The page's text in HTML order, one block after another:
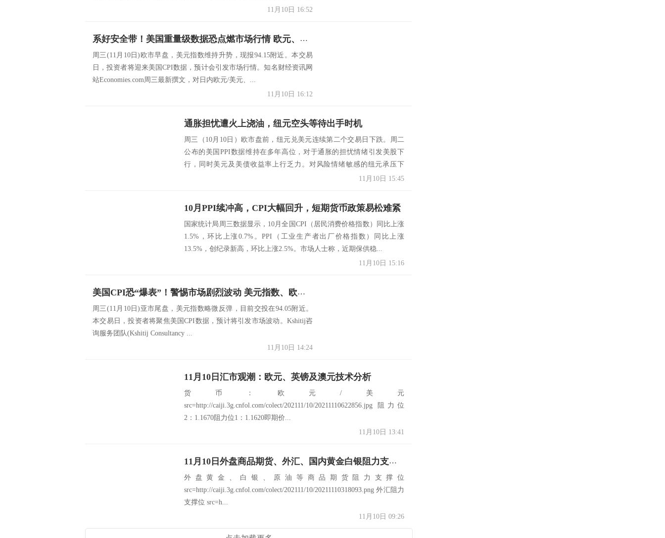
11月10日 16:52
系好安全带！美国重量级数据恐点燃市场行情 欧元、英镑、日元和澳元最新交易分析
周三(11月10日)欧市早盘，美元指数维持升势，现报94.15附近。本交易
日，投资者将迎来美国CPI数据，预计会引发市场行情。知名财经资讯网
站Economies.com周三最新撰文，对日内欧元/美元、...
11月10日 16:12
通胀担忧遭火上浇油，纽元空头等待出手时机
周三（10月10日）欧市盘前，纽元兑美元连续第二个交易日下跌。周二
公布的美国PPI数据维持在多年高位，对于通胀的担忧情绪引发美股下
行，同时美元及美债收益率上行乏力。对风险情绪敏感的纽元承压下
11月10日 15:45
10月PPI续冲高，CPI大幅回升，短期货币政策易松难紧
国家统计局周三数据显示，10月全国CPI（居民消费价格指数）同比上涨
1.5%，环比上涨0.7%。PPI（工业生产者出厂价格指数）同比上涨
13.5%，创纪录新高，环比上涨2.5%。市场人士称，近期保供稳...
11月10日 15:16
美国CPI恐“爆表”！警惕市场剧烈波动 美元指数、欧元、英镑、日元、澳元和人民币最新技术前景分析
周三(11月10日)亚市尾盘，美元指数略微反弹，目前交投在94.05附近。
本交易日，投资者将聚焦美国CPI数据，预计将引发市场波动。Kshitij咨
询服务团队(Kshitij Consultancy ...
11月10日 14:24
11月10日汇市观潮：欧元、英镑及澳元技术分析
货币：欧元/美元
src=http://caiji.3g.cnfol.com/colect/202111/10/20211110622856.jpg 阻力位
2：1.1670阻力位1：1.1620即期价...
11月10日 13:41
11月10日外盘商品期货、外汇、国内黄金白银阻力支撑位
外盘黄金、白银、原油等商品期货阻力支撑位
src=http://caiji.3g.cnfol.com/colect/202111/10/20211110318093.png 外汇阻力
支撑位 src=h...
11月10日 09:26